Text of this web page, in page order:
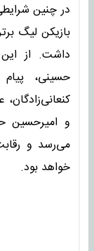
بازیکن لیگ
داشت. از
حسینی،
و امیرحسین
خواهد بود.